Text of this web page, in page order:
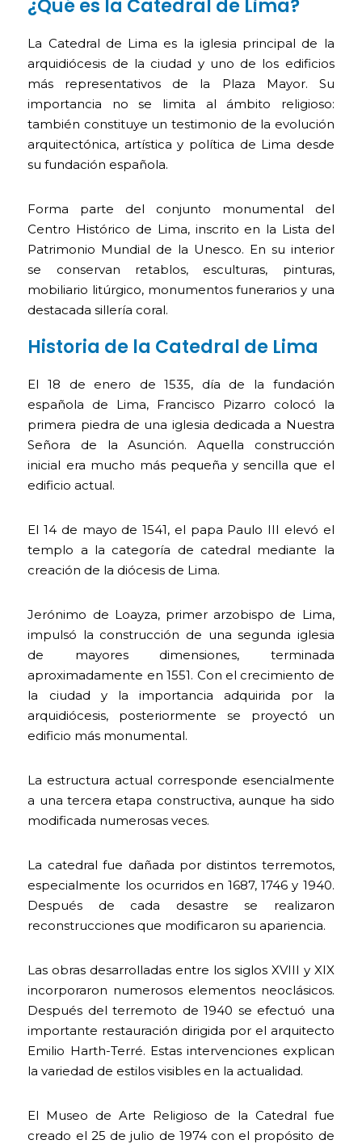
¿Qué es la Catedral de Lima?
La Catedral de Lima es la iglesia principal de la
arquidiócesis de la ciudad y uno de los edificios
más representativos de la Plaza Mayor. Su
importancia no se limita al ámbito religioso:
también constituye un testimonio de la evolución
arquitectónica, artística y política de Lima desde
su fundación española.
Forma parte del conjunto monumental del
Centro Histórico de Lima, inscrito en la Lista del
Patrimonio Mundial de la Unesco. En su interior
se conservan retablos, esculturas, pinturas,
mobiliario litúrgico, monumentos funerarios y una
destacada sillería coral.
Historia de la Catedral de Lima
El 18 de enero de 1535, día de la fundación
española de Lima, Francisco Pizarro colocó la
primera piedra de una iglesia dedicada a Nuestra
Señora de la Asunción. Aquella construcción
inicial era mucho más pequeña y sencilla que el
edificio actual.
El 14 de mayo de 1541, el papa Paulo III elevó el
templo a la categoría de catedral mediante la
creación de la diócesis de Lima.
Jerónimo de Loayza, primer arzobispo de Lima,
impulsó la construcción de una segunda iglesia
de mayores dimensiones, terminada
aproximadamente en 1551. Con el crecimiento de
la ciudad y la importancia adquirida por la
arquidiócesis, posteriormente se proyectó un
edificio más monumental.
La estructura actual corresponde esencialmente
a una tercera etapa constructiva, aunque ha sido
modificada numerosas veces.
La catedral fue dañada por distintos terremotos,
especialmente los ocurridos en 1687, 1746 y 1940.
Después de cada desastre se realizaron
reconstrucciones que modificaron su apariencia.
Las obras desarrolladas entre los siglos XVIII y XIX
incorporaron numerosos elementos neoclásicos.
Después del terremoto de 1940 se efectuó una
importante restauración dirigida por el arquitecto
Emilio Harth-Terré. Estas intervenciones explican
la variedad de estilos visibles en la actualidad.
El Museo de Arte Religioso de la Catedral fue
creado el 25 de julio de 1974 con el propósito de